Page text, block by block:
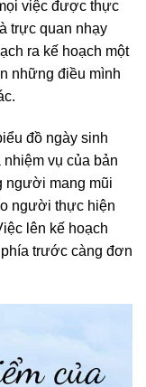
việc được thực
trực quan nhạy
ra kế hoạch một
những điều mình
đồ ngày sinh
vụ của bản
người mang mũi
người thực hiện
lên kế hoạch
trước càng đơn